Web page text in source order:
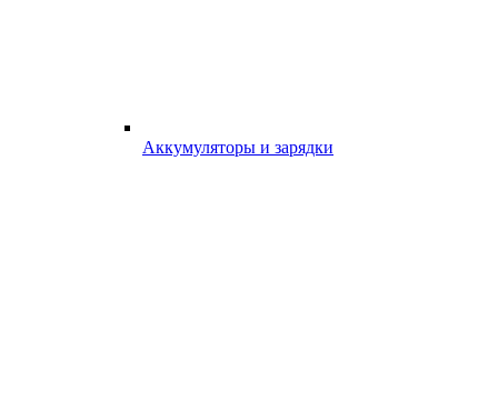
Аккумуляторы и зарядки